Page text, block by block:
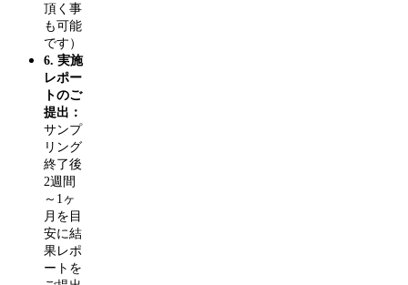
頂く事
も可能
です）
6. 実施
レポー
トのご
提出：
サンプ
リング
終了後
2週間
～1ヶ
月を目
安に結
果レポ
ートを